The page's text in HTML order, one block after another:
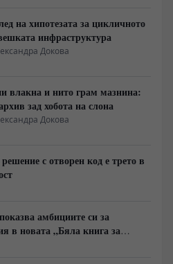
на хипотезата за цикличното
инфраструктура
Докова
влакна и нито грам мазнина:
зад хобота на слона
Докова
с отворен код е трето в
амбициите си за
в новата „Бяла книга за